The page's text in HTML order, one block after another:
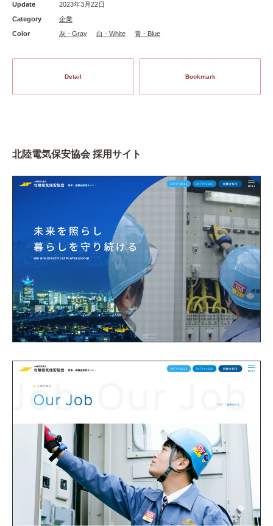
Update
2023年3月22日
Category
企業
Color
灰 - Gray 白 - White 青 - Blue
Detail Bookmark
北陸電気保安協会 採用サイト